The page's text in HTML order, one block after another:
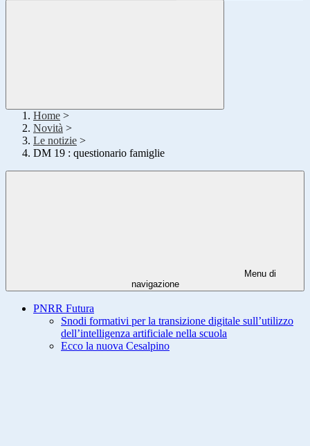
Home >
Novità >
Le notizie >
DM 19 : questionario famiglie
Menu di
navigazione
PNRR Futura
Snodi formativi per la transizione digitale sull’utilizzo
dell’intelligenza artificiale nella scuola
Ecco la nuova Cesalpino